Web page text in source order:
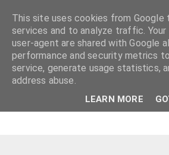
This site uses cookies from Google
services and to analyze traffic. Your
user-agent are shared with Google
performance and security metrics
service, generate usage statistics,
address abuse.
LEARN MORE